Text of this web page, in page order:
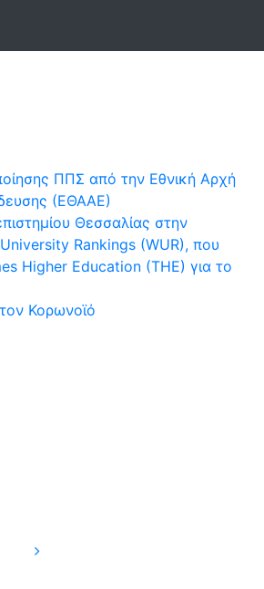
ΠΠΣ από την Εθνική Αρχή
(ΕΘΑΑΕ)
Θεσσαλίας στην
Rankings (WUR), που
Higher Education (THE) για το
Κορωνοϊό